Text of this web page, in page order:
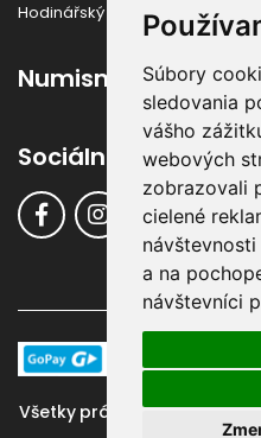
Súbory
sledovania
vášho
webových
zobrazovali
cielené
a na
návštevníci
Hodinářský slovník
Numismatika
Sociálne siete
Všetky práva vyhradené ©